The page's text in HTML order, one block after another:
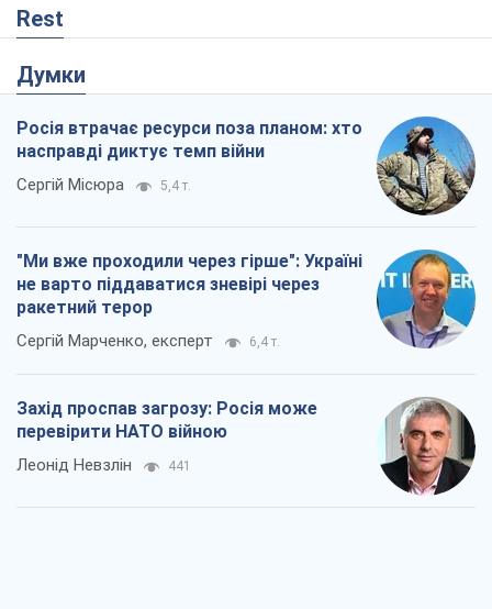
Rest
Думки
Росія втрачає ресурси поза планом: хто
насправді диктує темп війни
Сергій Місюра 5,4 т.
"Ми вже проходили через гірше": Україні
не варто піддаватися зневірі через
ракетний терор
Сергій Марченко, експерт 6,4 т.
Захід проспав загрозу: Росія може
перевірити НАТО війною
Леонід Невзлін 441